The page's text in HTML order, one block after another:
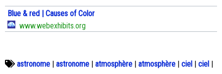
Blue & red | Causes of Color
www.webexhibits.org
astronome astronome atmosphère atmosphère ciel ciel